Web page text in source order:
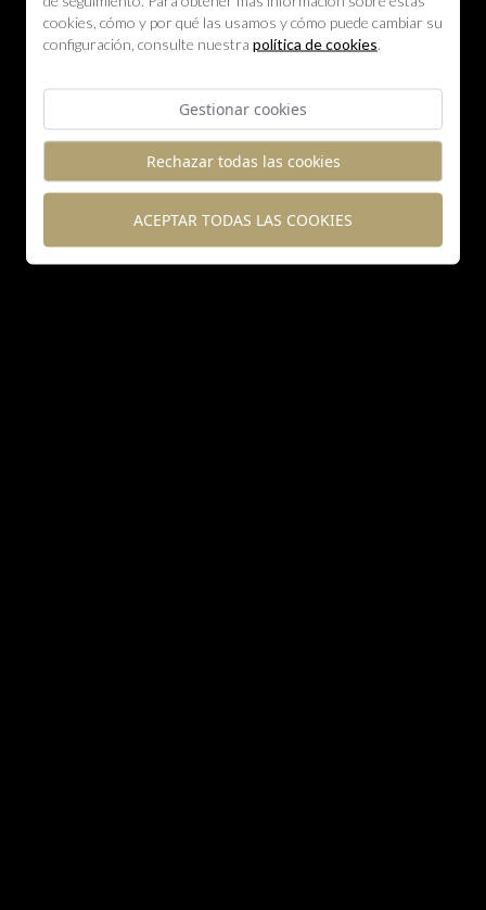
cookies, cómo y por qué las usamos y cómo puede cambiar su
configuración, consulte nuestra política de cookies
Gestionar cookies
Rechazar todas las cookies
ACEPTAR TODAS LAS COOKIES